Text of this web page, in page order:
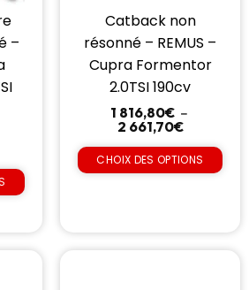
–
Catback non
résonné – REMUS –
Cupra Formentor
2.0TSI 190cv
1 816,80€ –
2 661,70€
CHOIX DES OPTIONS